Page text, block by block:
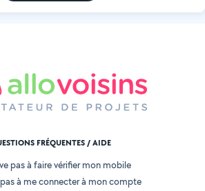
FRÉQUENTES / AIDE
pas à faire vérifier mon mobile
pas à me connecter à mon compte